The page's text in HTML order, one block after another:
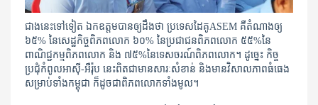
ជាងនេះទៅទៀត ឯកឧត្តមបានឲ្យដឹងថា ប្រទេសដៃគូASEM គឺតំណាងឲ្យ
៦៥% នៃសេដ្ឋកិច្ចពិភពលោក ៦០% នៃប្រជាជនពិភពលោក ៥៥%នៃ
ពាណិជ្ជកម្មពិភពលោក និង ៧៥%នៃទេសចរណ៍ពិភពលោក។ ដូច្នេះ កិច្ច
ប្រជុំកំពូលអាស៊ី-អឺរ៉ុប នេះពិតជាមានសារៈសំខាន់ និងមានវិសាលភាពធំធេង
សម្រាប់ទាំងកម្ពុជា ក៏ដូចជាពិភពលោកទាំងមូល។